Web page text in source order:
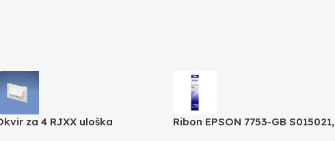
za 4 RJXX uloška
Ribon EPSON 7753-GB S015021,